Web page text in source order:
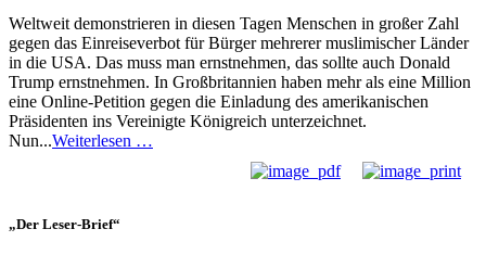
Weltweit demonstrieren in diesen Tagen Menschen in großer Zahl
gegen das Einreiseverbot für Bürger mehrerer muslimischer Länder
in die USA. Das muss man ernstnehmen, das sollte auch Donald
Trump ernstnehmen. In Großbritannien haben mehr als eine Million
eine Online-Petition gegen die Einladung des amerikanischen
Präsidenten ins Vereinigte Königreich unterzeichnet.
Nun...Weiterlesen …
„Der Leser-Brief“